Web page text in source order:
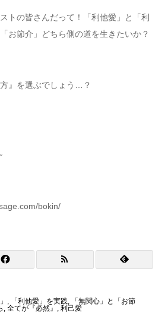
トの皆さんだって！「利他愛」と「利
お節介」どちら側の道を生きたいか？
』を選ぶでしょう…？
bokin/
, 「利他愛」を実践,
「無関心」と「お節
, 全てが『必然』 , 利己愛